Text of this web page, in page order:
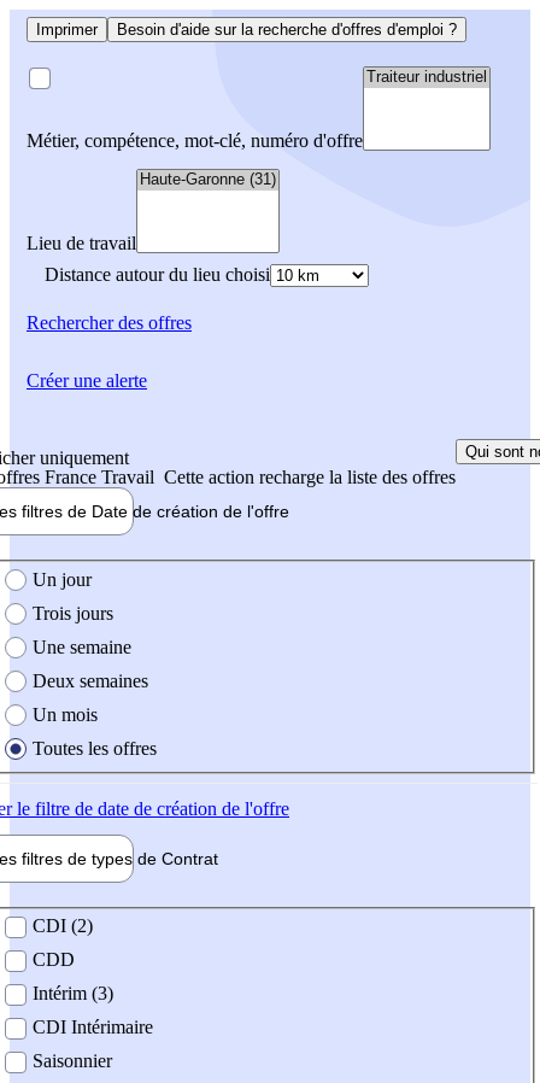
Imprimer Besoin d'aide sur la recherche d'offres d'emploi ?
Métier, compétence, mot-clé, numéro d'offre
Lieu de travail
Distance autour du lieu choisi
Rechercherdes offres
uniquement
France Travail Cette action recharge la liste des offres
Qui sont
filtres de Date de création de l'offre
création de l'offre
Un jour
Trois jours
Une semaine
Deux semaines
Un mois
Toutes les offres
le filtre de date de création de l'offre
filtres de types de Contrat
contrat
CDI (2)
CDD
Intérim (3)
CDI Intérimaire
Saisonnier
Créer une alerte